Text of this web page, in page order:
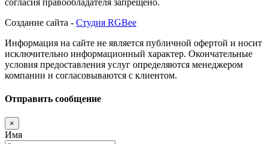
согласия правообладателя запрещено.
Создание сайта - Студия RGBee
Информация на сайте не является публичной офертой и носит
исключительно информационный характер. Окончательные
условия предоставления услуг определяются менеджером
компании и согласовываются с клиентом.
Отправить сообщение
×
Имя